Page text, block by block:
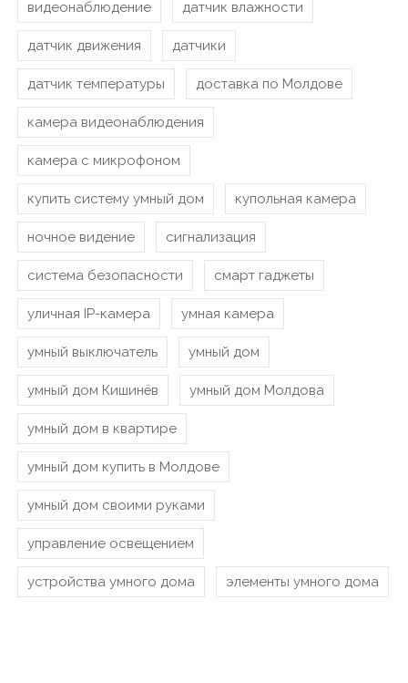
видеонаблюдение датчик влажности
датчик движения датчики
датчик температуры доставка по Молдове
камера видеонаблюдения
камера с микрофоном
купить систему умный дом купольная камера
ночное видение сигнализация
система безопасности смарт гаджеты
уличная IP-камера умная камера
умный выключатель умный дом
умный дом Кишинёв умный дом Молдова
умный дом в квартире
умный дом купить в Молдове
умный дом своими руками
управление освещением
устройства умного дома элементы умного дома